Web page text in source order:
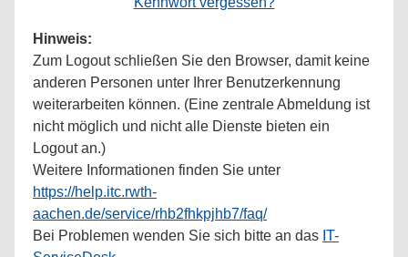
Hinweis:
Zum Logout schließen Sie den Browser, damit keine
anderen Personen unter Ihrer Benutzerkennung
weiterarbeiten können. (Eine zentrale Abmeldung ist
nicht möglich und nicht alle Dienste bieten ein
Logout an.)
Weitere Informationen finden Sie unter
https://help.itc.rwth-
aachen.de/service/rhb2fhkpjhb7/faq/
Bei Problemen wenden Sie sich bitte an das IT-